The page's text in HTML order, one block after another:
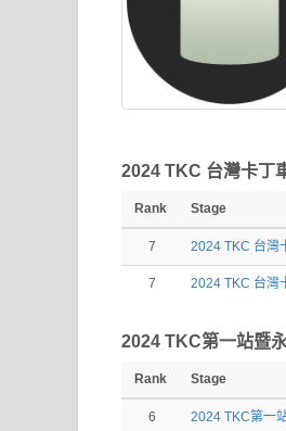
2024 TKC 台灣卡丁
Rank Stage
7 2024 TKC 台灣
7 2024 TKC 台灣
2024 TKC第一站暨
Rank Stage
6 2024 TKC第一